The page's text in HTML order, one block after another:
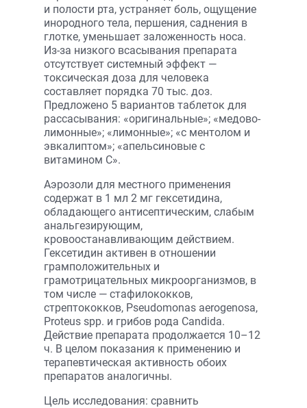
и полости рта, устраняет боль, ощущение
инородного тела, першения, саднения в
глотке, уменьшает заложенность носа.
Из-за низкого всасывания препарата
отсутствует системный эффект —
токсическая доза для человека
составляет порядка 70 тыс. доз.
Предложено 5 вариантов таблеток для
рассасывания: «оригинальные»; «медово-
лимонные»; «лимонные»; «с ментолом и
эвкалиптом»; «апельсиновые с
витамином С».
Аэрозоли для местного применения
содержат в 1 мл 2 мг гексетидина,
обладающего антисептическим, слабым
анальгезирующим,
кровоостанавливающим действием.
Гексетидин активен в отношении
грамположительных и
грамотрицательных микроорганизмов, в
том числе — стафилококков,
стрептококков, Pseudomonas aerogenosa,
Proteus spp. и грибов рода Candida.
Действие препарата продолжается 10–12
ч. В целом показания к применению и
терапевтическая активность обоих
препаратов аналогичны.
Цель исследования: сравнить